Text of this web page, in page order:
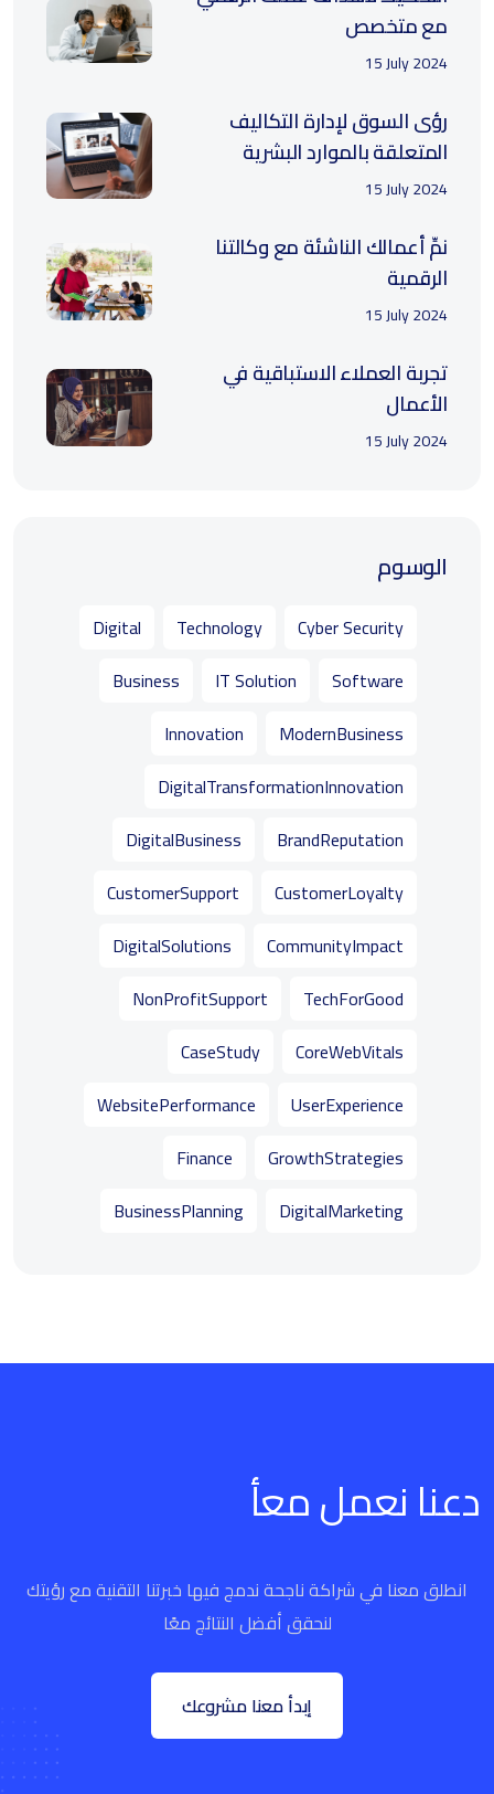
مع متخصص
15 July 2024
رؤى السوق لإدارة التكاليف
المتعلقة بالموارد البشرية
15 July 2024
نمِّ أعمالك الناشئة مع وكالتنا
الرقمية
15 July 2024
تجربة العملاء الاستباقية في
الأعمال
15 July 2024
الوسوم
Digital Technology
Cyber Security
Business
IT Solution
Software
Innovation
ModernBusiness
DigitalTransformationInnovation
DigitalBusiness
BrandReputation
CustomerSupport
CustomerLoyalty
DigitalSolutions
CommunityImpact
NonProfitSupport
TechForGood
CaseStudy
CoreWebVitals
WebsitePerformance
UserExperience
Finance
GrowthStrategies
BusinessPlanning
DigitalMarketing
دعنا نعمل معأ
انطلق معنا في شراكة ناجحة ندمج فيها خبرتنا التقنية مع رؤيتك
لنحقق أفضل النتائج معًا
إبدأ معنا مشروعك